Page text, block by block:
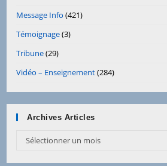
Message Info (421)
Témoignage(3)
Tribune(29)
Vidéo – Enseignement(284)
Archives Articles
Archives
Sélectionner un mois